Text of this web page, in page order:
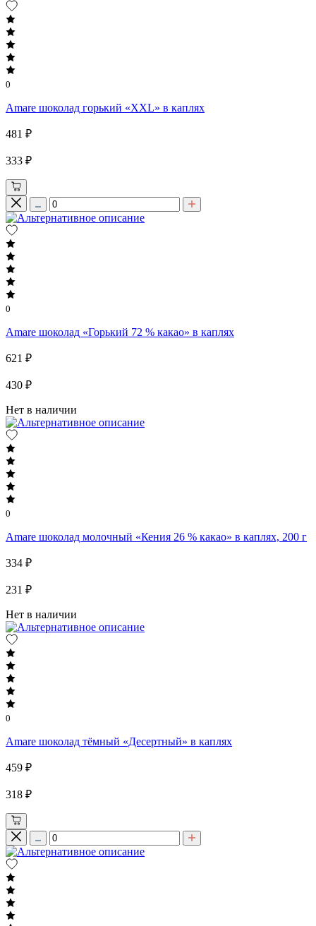
0
Amare шоколад горький «XXL» в каплях
481 ₽
333 ₽
0
Amare шоколад «Горький 72 % какао» в каплях
621 ₽
430 ₽
Нет в наличии
0
Amare шоколад молочный «Кения 26 % какао» в каплях, 200 г
334 ₽
231 ₽
Нет в наличии
0
Amare шоколад тёмный «Десертный» в каплях
459 ₽
318 ₽